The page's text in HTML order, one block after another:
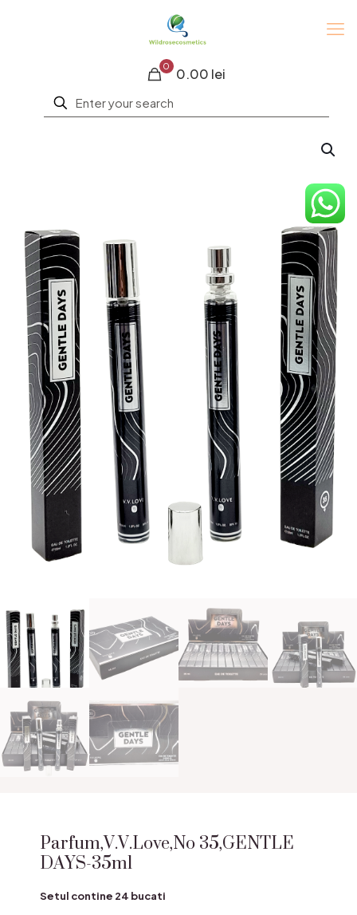
0 0.00 lei
Parfum,V.V.Love,No 35,GENTLE
DAYS-35ml
Setul contine 24 bucati